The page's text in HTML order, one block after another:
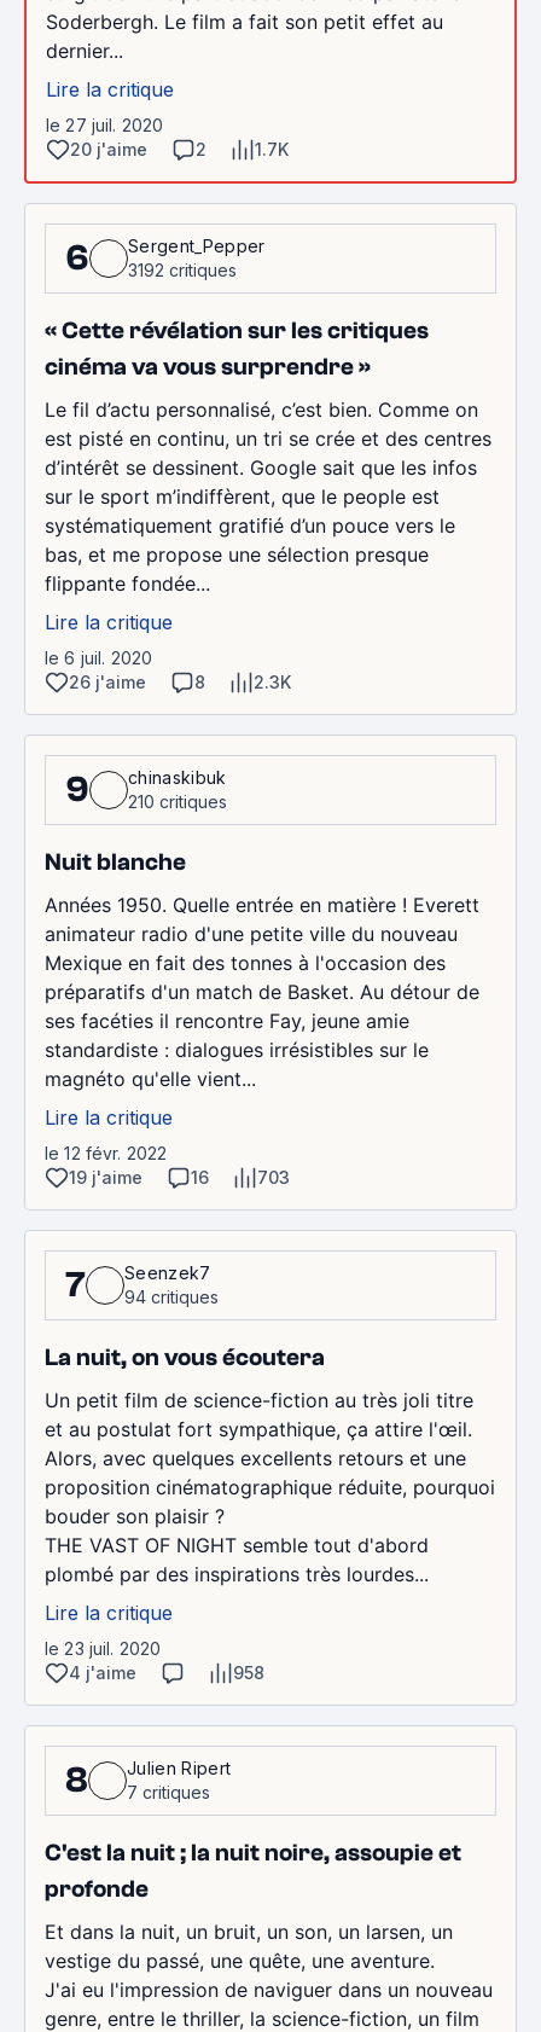
Soderbergh. Le film a fait son petit effet au
dernier...
Lire la critique
le 27 juil. 2020
20 j'aime
2 1.7K
6
Sergent_Pepper
3192 critiques
« Cette révélation sur les critiques
cinéma va vous surprendre »
Le fil d’actu personnalisé, c’est bien. Comme on
est pisté en continu, un tri se crée et des centres
d’intérêt se dessinent. Google sait que les infos
sur le sport m’indiffèrent, que le people est
systématiquement gratifié d’un pouce vers le
bas, et me propose une sélection presque
flippante fondée...
Lire la critique
le 6 juil. 2020
26 j'aime
8 2.3K
9
chinaskibuk
210 critiques
Nuit blanche
Années 1950. Quelle entrée en matière ! Everett
animateur radio d'une petite ville du nouveau
Mexique en fait des tonnes à l'occasion des
préparatifs d'un match de Basket. Au détour de
ses facéties il rencontre Fay, jeune amie
standardiste : dialogues irrésistibles sur le
magnéto qu'elle vient...
Lire la critique
le 12 févr. 2022
19 j'aime
16 703
7
Seenzek7
94 critiques
La nuit, on vous écoutera
Un petit film de science-fiction au très joli titre
et au postulat fort sympathique, ça attire l'œil.
Alors, avec quelques excellents retours et une
proposition cinématographique réduite, pourquoi
bouder son plaisir ?
THE VAST OF NIGHT semble tout d'abord
plombé par des inspirations très lourdes...
Lire la critique
le 23 juil. 2020
4 j'aime
958
8
Julien Ripert
7 critiques
C'est la nuit ; la nuit noire, assoupie et
profonde
Et dans la nuit, un bruit, un son, un larsen, un
vestige du passé, une quête, une aventure.
J'ai eu l'impression de naviguer dans un nouveau
genre, entre le thriller, la science-fiction, un film